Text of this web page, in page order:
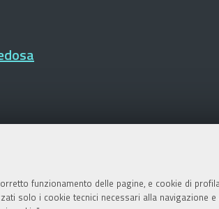
funzionamento delle pagine, e cookie di
solo i cookie tecnici necessari alla